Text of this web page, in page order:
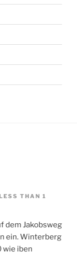
THAN 1
dem Jakobsweg
ein. Winterberg
wie iben